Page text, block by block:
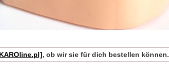
, ob wir sie für dich bestellen können.